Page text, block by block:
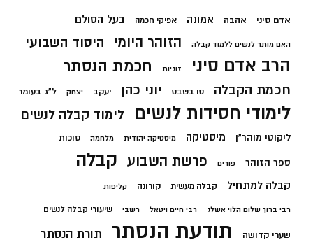
אדם סיני אהבה אמונה אפיקי חכמה בעל הסולם
האם מותר לנשים ללמוד קבלה הזוהר היומי היסוד השבועי
הרב אדם סיני זוגיות חכמת הנסתר
חכמת הקבלה טו בשבט יוני כהן יעקב יצחק ל"ג בעומר
לימודי חסידות לנשים לימוד קבלה לנשים
ליקוטי מוהר"ן מיסטיקה מיסטיקה יהודית מלחמה סוכות
ספר הזוהר פורים פרשת השבוע קבלה
קבלה למתחיל קבלה מעשית קורונה קליפות
רבי ברוך שלום הלוי אשלג רבי חיים ויטאל רשבי שיעורי קבלה לנשים
שערי קדושה תודעת הנסתר תורת הנסתר